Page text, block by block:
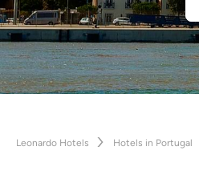
Leonardo Hotels Hotels in Portugal